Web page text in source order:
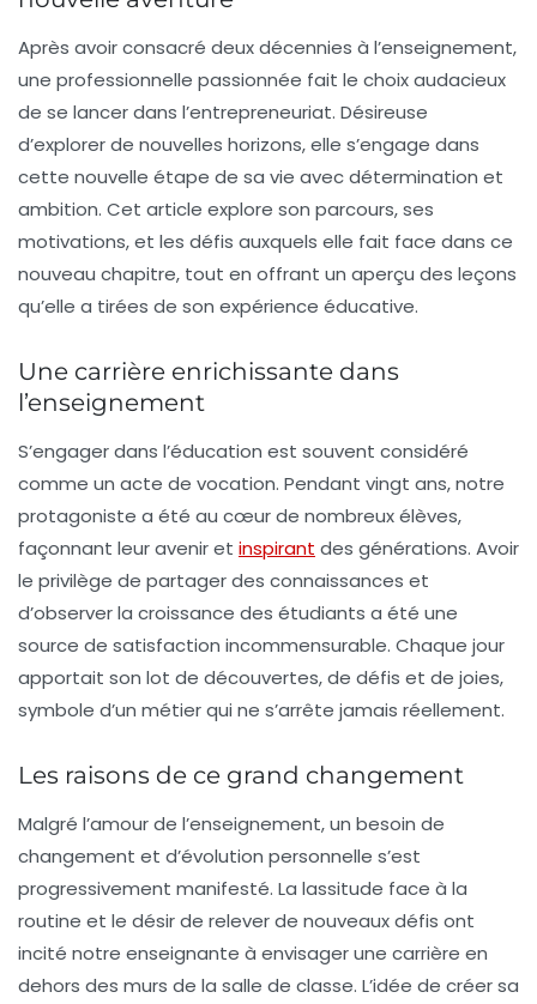
Après avoir consacré deux décennies à l’enseignement,
une professionnelle passionnée fait le choix audacieux
de se lancer dans l’entrepreneuriat. Désireuse
d’explorer de nouvelles horizons, elle s’engage dans
cette nouvelle étape de sa vie avec détermination et
ambition. Cet article explore son parcours, ses
motivations, et les défis auxquels elle fait face dans ce
nouveau chapitre, tout en offrant un aperçu des leçons
qu’elle a tirées de son expérience éducative.
Une carrière enrichissante dans
l’enseignement
S’engager dans l’éducation est souvent considéré
comme un acte de vocation. Pendant vingt ans, notre
protagoniste a été au cœur de nombreux élèves,
façonnant leur avenir et inspirant des générations. Avoir
le privilège de partager des connaissances et
d’observer la croissance des étudiants a été une
source de satisfaction incommensurable. Chaque jour
apportait son lot de découvertes, de défis et de joies,
symbole d’un métier qui ne s’arrête jamais réellement.
Les raisons de ce grand changement
Malgré l’amour de l’enseignement, un besoin de
changement et d’évolution personnelle s’est
progressivement manifesté. La lassitude face à la
routine et le désir de relever de nouveaux défis ont
incité notre enseignante à envisager une carrière en
dehors des murs de la salle de classe. L’idée de créer sa